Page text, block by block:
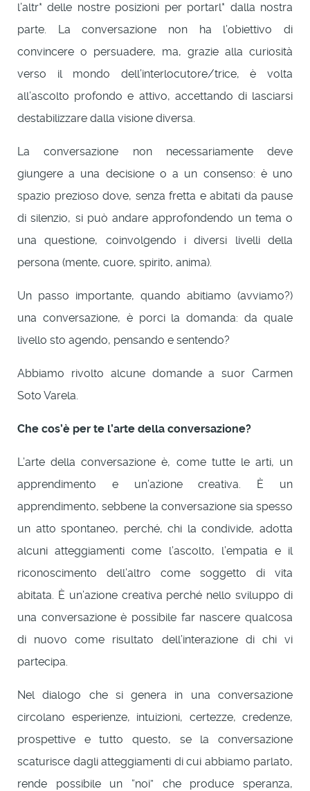
l’altr* delle nostre posizioni per portarl* dalla nostra
parte. La conversazione non ha l’obiettivo di
convincere o persuadere, ma, grazie alla curiosità
verso il mondo dell’interlocutore/trice, è volta
all’ascolto profondo e attivo, accettando di lasciarsi
destabilizzare dalla visione diversa.
La conversazione non necessariamente deve
giungere a una decisione o a un consenso: è uno
spazio prezioso dove, senza fretta e abitati da pause
di silenzio, si può andare approfondendo un tema o
una questione, coinvolgendo i diversi livelli della
persona (mente, cuore, spirito, anima).
Un passo importante, quando abitiamo (avviamo?)
una conversazione, è porci la domanda: da quale
livello sto agendo, pensando e sentendo?
Abbiamo rivolto alcune domande a suor Carmen
Soto Varela.
Che cos’è per te l’arte della conversazione?
L’arte della conversazione è, come tutte le arti, un
apprendimento e un’azione creativa. È un
apprendimento, sebbene la conversazione sia spesso
un atto spontaneo, perché, chi la condivide, adotta
alcuni atteggiamenti come l’ascolto, l’empatia e il
riconoscimento dell’altro come soggetto di vita
abitata. È un’azione creativa perché nello sviluppo di
una conversazione è possibile far nascere qualcosa
di nuovo come risultato dell’interazione di chi vi
partecipa.
Nel dialogo che si genera in una conversazione
circolano esperienze, intuizioni, certezze, credenze,
prospettive e tutto questo, se la conversazione
scaturisce dagli atteggiamenti di cui abbiamo parlato,
rende possibile un “noi” che produce speranza,